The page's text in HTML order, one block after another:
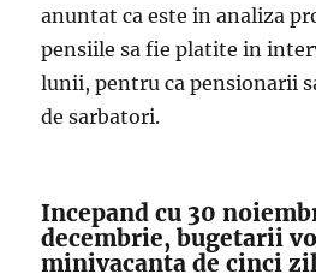
anuntat ca este in analiza
pensiile sa fie platite in
lunii, pentru ca pensionarii
de sarbatori.
Incepand cu 30
decembrie, bugetarii
minivacanta de cinci